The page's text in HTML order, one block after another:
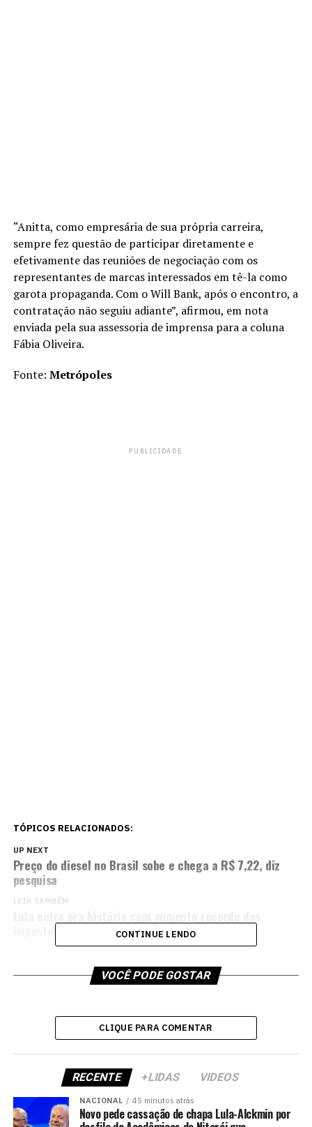
“Anitta, como empresária de sua própria carreira,
sempre fez questão de participar diretamente e
efetivamente das reuniões de negociação com os
representantes de marcas interessados em tê-la como
garota propaganda. Com o Will Bank, após o encontro, a
contratação não seguiu adiante”, afirmou, em nota
enviada pela sua assessoria de imprensa para a coluna
Fábia Oliveira.
Fonte: Metrópoles
PUBLICIDADE
TÓPICOS RELACIONADOS:
UP NEXT
Preço do diesel no Brasil sobe e chega a R$ 7,22, diz
pesquisa
LEIA TAMBÉM
impostos para 34,2%CONTINUE LENDO
VOCÊ PODE GOSTAR
CLIQUE PARA COMENTAR
RECENTE +LIDAS VIDEOS
NACIONAL 45 minutos atrás
Novo pede cassação de chapa Lula-Alckmin por